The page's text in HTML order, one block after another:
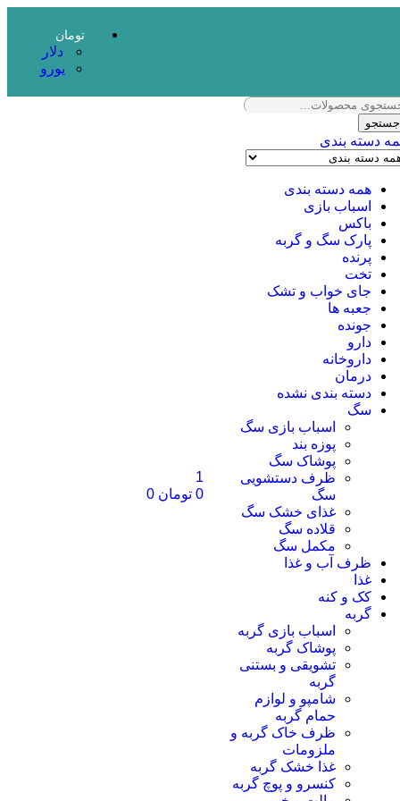
تومان
دلار
یورو
جستجو
دسته بندی
همه دسته بندی
اسباب بازی
باکس
پارک سگ و گربه
پرنده
تخت
جای خواب و تشک
جعبه ها
جونده
دارو
داروخانه
درمان
دسته بندی نشده
سگ
اسباب بازی سگ
پوزه بند
پوشاک سگ
ظرف دستشویی
سگ
غذای خشک سگ
قلاده سگ
مکمل سگ
ظرف آب و غذا
غذا
کک و کنه
گربه
اسباب بازی گربه
پوشاک گربه
تشویقی و بستنی
گربه
شامپو و لوازم
حمام گربه
ظرف خاک گربه و
ملزومات
غذا خشک گربه
کنسرو و پوچ گربه
1
0 تومان